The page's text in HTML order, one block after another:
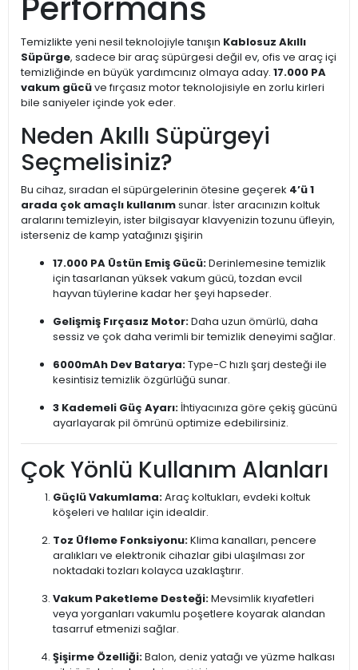
Temizlikte yeni nesil teknolojiyle tanışın Kablosuz Akıllı
Süpürge, sadece bir araç süpürgesi değil ev, ofis ve araç içi
temizliğinde en büyük yardımcınız olmaya aday. 17.000 PA
vakum gücüve fırçasız motor teknolojisiyle en zorlu kirleri
bile saniyeler içinde yok eder.
Neden Akıllı Süpürgeyi
Seçmelisiniz?
Bu cihaz, sıradan el süpürgelerinin ötesine geçerek 4’ü 1
arada çok amaçlı kullanımsunar. İster aracınızın koltuk
aralarını temizleyin, ister bilgisayar klavyenizin tozunu üfleyin,
isterseniz de kamp yatağınızı şişirin
17.000 PA Üstün Emiş Gücü:Derinlemesine temizlik
için tasarlanan yüksek vakum gücü, tozdan evcil
hayvan tüylerine kadar her şeyi hapseder.
Gelişmiş Fırçasız Motor:Daha uzun ömürlü, daha
sessiz ve çok daha verimli bir temizlik deneyimi sağlar.
6000mAh Dev Batarya:Type-C hızlı şarj desteği ile
kesintisiz temizlik özgürlüğü sunar.
3 Kademeli Güç Ayarı: İhtiyacınıza göre çekiş gücünü
ayarlayarak pil ömrünü optimize edebilirsiniz.
Çok Yönlü Kullanım Alanları
Güçlü Vakumlama:Araç koltukları, evdeki koltuk
köşeleri ve halılar için idealdir.
Toz Üfleme Fonksiyonu:Klima kanalları, pencere
aralıkları ve elektronik cihazlar gibi ulaşılması zor
noktadaki tozları kolayca uzaklaştırır.
Vakum Paketleme Desteği:Mevsimlik kıyafetleri
veya yorganları vakumlu poşetlere koyarak alandan
tasarruf etmenizi sağlar.
Şişirme Özelliği:Balon, deniz yatağı ve yüzme halkası